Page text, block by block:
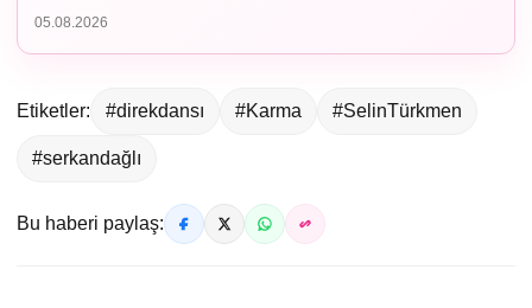
05.08.2026
Etiketler: #direkdansı #Karma #SelinTürkmen
#serkandağlı
Bu haberi paylaş: